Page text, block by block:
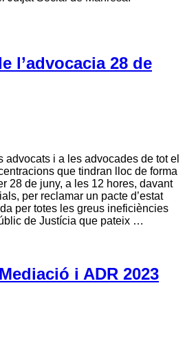
l’advocacia 28 de
advocats i a les advocades de tot el
que tindran lloc de forma
28 de juny, a les 12 hores, davant
per reclamar un pacte d’estat
per totes les greus ineficiències
de Justícia que pateix …
i ADR 2023